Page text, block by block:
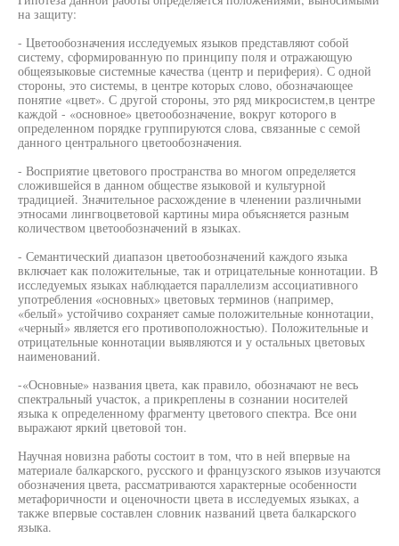
на защиту:
- Цветообозначения исследуемых языков представляют собой
систему, сформированную по принципу поля и отражающую
общеязыковые системные качества (центр и периферия). С одной
стороны, это системы, в центре которых слово, обозначающее
понятие «цвет». С другой стороны, это ряд микросистем,в центре
каждой - «основное» цветообозначение, вокруг которого в
определенном порядке группируются слова, связанные с семой
данного центрального цветообозначения.
- Восприятие цветового пространства во многом определяется
сложившейся в данном обществе языковой и культурной
традицией. Значительное расхождение в членении различными
этносами лингвоцветовой картины мира объясняется разным
количеством цветообозначений в языках.
- Семантический диапазон цветообозначений каждого языка
включает как положительные, так и отрицательные коннотации. В
исследуемых языках наблюдается параллелизм ассоциативного
употребления «основных» цветовых терминов (например,
«белый» устойчиво сохраняет самые положительные коннотации,
«черный» является его противоположностью). Положительные и
отрицательные коннотации выявляются и у остальных цветовых
наименований.
-«Основные» названия цвета, как правило, обозначают не весь
спектральный участок, а прикреплены в сознании носителей
языка к определенному фрагменту цветового спектра. Все они
выражают яркий цветовой тон.
Научная новизна работы состоит в том, что в ней впервые на
материале балкарского, русского и французского языков изучаются
обозначения цвета, рассматриваются характерные особенности
метафоричности и оценочности цвета в исследуемых языках, а
также впервые составлен словник названий цвета балкарского
языка.